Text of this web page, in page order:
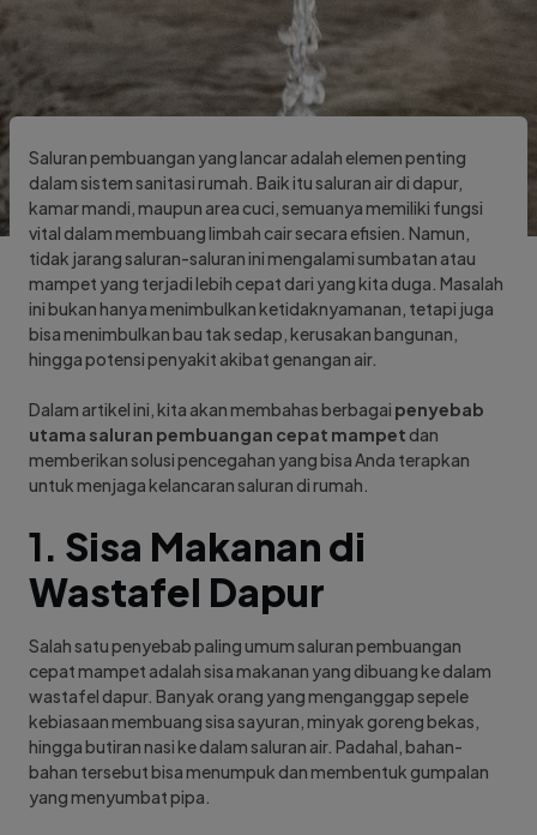
Saluran pembuangan yang lancar adalah elemen penting
dalam sistem sanitasi rumah. Baik itu saluran air di dapur,
kamar mandi, maupun area cuci, semuanya memiliki fungsi
vital dalam membuang limbah cair secara efisien. Namun,
tidak jarang saluran-saluran ini mengalami sumbatan atau
mampet yang terjadi lebih cepat dari yang kita duga. Masalah
ini bukan hanya menimbulkan ketidaknyamanan, tetapi juga
bisa menimbulkan bau tak sedap, kerusakan bangunan,
hingga potensi penyakit akibat genangan air.
Dalam artikel ini, kita akan membahas berbagai penyebab
utama saluran pembuangan cepat mampet dan
memberikan solusi pencegahan yang bisa Anda terapkan
untuk menjaga kelancaran saluran di rumah.
1. Sisa Makanan di
Wastafel Dapur
Salah satu penyebab paling umum saluran pembuangan
cepat mampet adalah sisa makanan yang dibuang ke dalam
wastafel dapur. Banyak orang yang menganggap sepele
kebiasaan membuang sisa sayuran, minyak goreng bekas,
hingga butiran nasi ke dalam saluran air. Padahal, bahan-
bahan tersebut bisa menumpuk dan membentuk gumpalan
yang menyumbat pipa.